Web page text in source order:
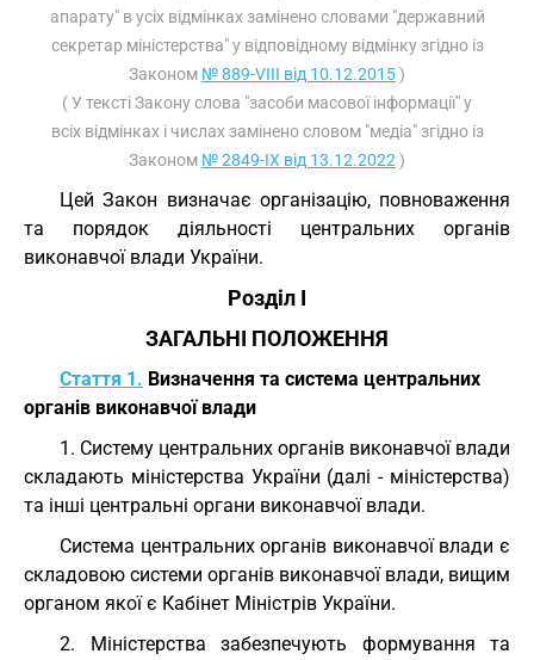
апарату" в усіх відмінках замінено словами "державний
секретар міністерства" у відповідному відмінку згідно із
Законом № 889-VIII від 10.12.2015)
( У тексті Закону слова "засоби масової інформації" у
всіх відмінках і числах замінено словом "медіа" згідно із
Законом № 2849-IX від 13.12.2022 )
Цей Закон визначає організацію, повноваження
та порядок діяльності центральних органів
виконавчої влади України.
Розділ I
ЗАГАЛЬНІ ПОЛОЖЕННЯ
Стаття 1. Визначення та система центральних
органів виконавчої влади
1. Систему центральних органів виконавчої влади
складають міністерства України (далі - міністерства)
та інші центральні органи виконавчої влади.
Система центральних органів виконавчої влади є
складовою системи органів виконавчої влади, вищим
органом якої є Кабінет Міністрів України.
2. Міністерства забезпечують формування та